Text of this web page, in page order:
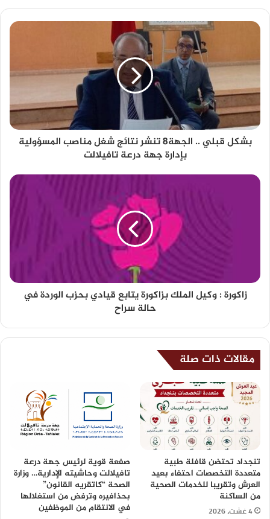
بشكل قبلي .. الجهة8 تنشر نتائج شغل مناصب المسؤولية
بإدارة جهة درعة تافيلالت
زاكورة : وكيل الملك بزاكورة يتابع قيادي بحزب الوردة في
حالة سراح
مقالات ذات صلة
تنجداد تحتضن قافلة طبية
متعددة التخصصات احتفاء بعيد
العرش وتقريبا للخدمات الصحية
من الساكنة
4 غشت، 2026
صفعة قوية لرئيس جهة درعة
تافيلالت وحاشيته الإدارية… وزارة
الصحة “كاتقريه القانون”
بحذافيره وترفض من استغلالها
في الانتقام من الموظفين